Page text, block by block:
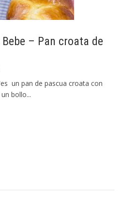
– Pan croata de
un pan de pascua croata con
bollo...